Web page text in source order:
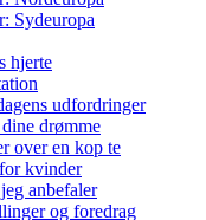
Sydeuropa
hjerte
udfordringer
drømme
over en kop te
kvinder
anbefaler
og foredrag